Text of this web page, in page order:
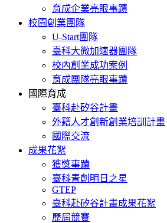
育成企業亮眼事蹟
校園創業團隊
U-Start團隊
臺科大微加速器團隊
校內創業成功案例
育成團隊亮眼事蹟
國際育成
臺科赴矽谷計畫
外籍人才創新創業培訓計畫
國際交流
成果花絮
獲獎事蹟
臺科青創明日之星
GTEP
臺科赴矽谷計畫成果花絮
歷屆競賽